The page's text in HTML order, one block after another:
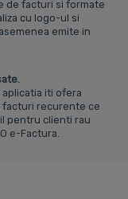
de facturi si formate
cu logo-ul si
emite in
iti ofera
facturi recurente ce
pentru clienti rau
e-Factura.